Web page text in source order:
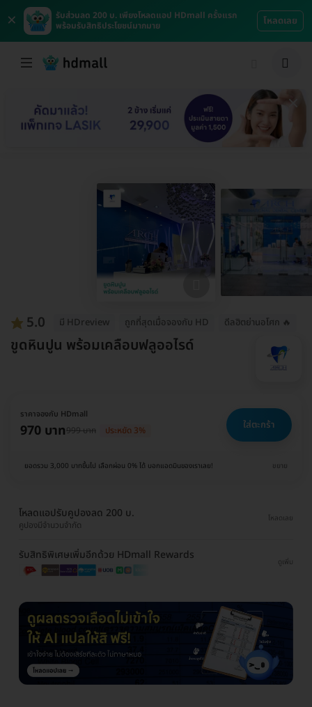
×
รับส่วนลด 200 บ. เพียงโหลดแอป HDmall ครั้งแรก
พร้อมรับสิทธิประโยชน์มากมาย
โหลดเลย
5.0 มี HDreview ถูกที่สุดเมื่อจองกับ HD ดีลฮิตย่านอโศก 🔥
ขูดหินปูน พร้อมเคลือบฟลูออไรด์
ราคาจองกับ HDmall
970 บาท999 บาท ประหยัด 3% ใส่ตะกร้า
ยอดรวม 3,000 บาทขึ้นไป เลือกผ่อน 0% ได้ บอกแอดมินของเราเลย! ขยาย
โหลดแอปรับคูปองลด 200 บ.
คูปองมีจำนวนจำกัด
โหลดเลย
รับสิทธิพิเศษเพิ่มอีกด้วย HDmall Rewards
ดูเพิ่ม